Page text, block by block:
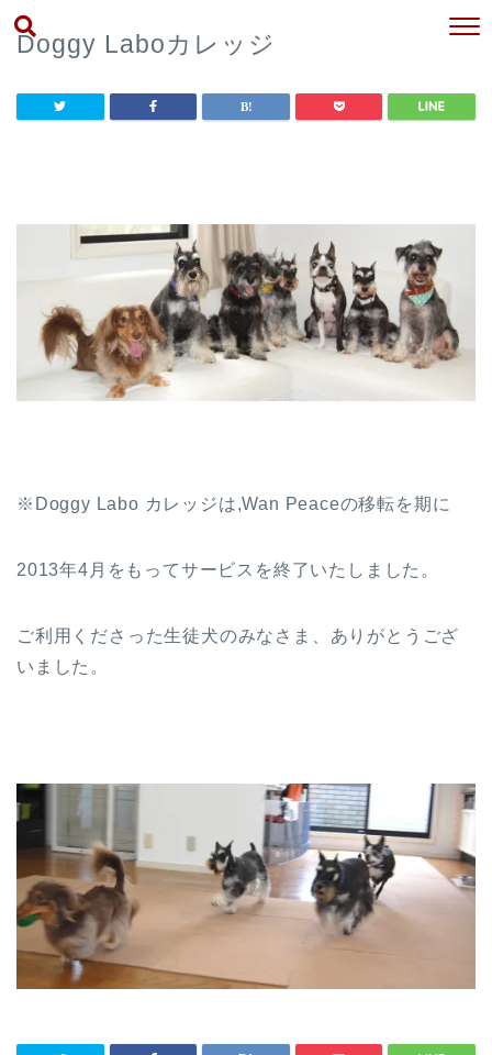
Doggy Laboカレッジ
※Doggy Labo カレッジは,Wan Peaceの移転を期に
2013年4月をもってサービスを終了いたしました。
ご利用くださった生徒犬のみなさま、ありがとうござ
いました。